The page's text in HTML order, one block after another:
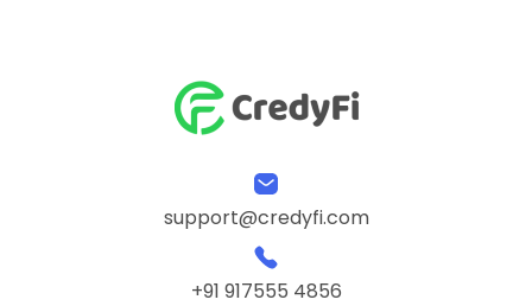
support@credyfi.com
+91 917555 4856